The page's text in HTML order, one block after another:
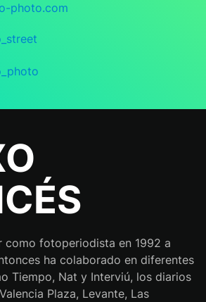
photo.com
como fotoperiodista en 1992 a
ha colaborado en diferentes
Tiempo, Nat y Interviú, los diarios
Plaza, Levante, Las